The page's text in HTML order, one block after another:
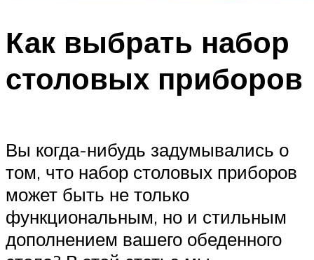
Как выбрать набор
столовых приборов
Вы когда-нибудь задумывались о
том, что набор столовых приборов
может быть не только
функциональным, но и стильным
дополнением вашего обеденного